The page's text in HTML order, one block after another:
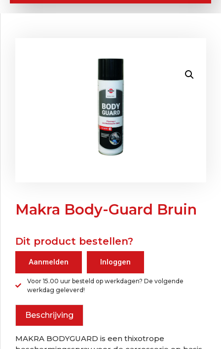
Makra Body-Guard Bruin
Dit product bestellen?
Aanmelden Inloggen
Voor 15.00 uur besteld op werkdagen? De volgende
werkdag geleverd!
Beschrijving
MAKRA BODYGUARD is een thixotrope